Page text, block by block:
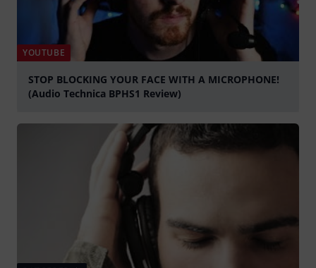
YOUTUBE
STOP BLOCKING YOUR FACE WITH A MICROPHONE!
(Audio Technica BPHS1 Review)